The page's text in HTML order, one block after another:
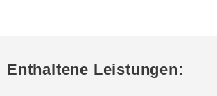
Enthaltene Leistungen: